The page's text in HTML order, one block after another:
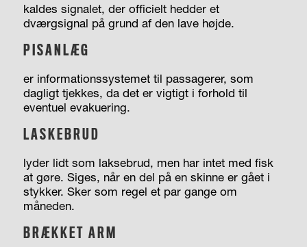
kaldes signalet, der officielt hedder et
dværgsignal på grund af den lave højde.
PISANLÆG
er informationssystemet til passagerer, som
dagligt tjekkes, da det er vigtigt i forhold til
eventuel evakuering.
LASKEBRUD
lyder lidt som laksebrud, men har intet med fisk
at gøre. Siges, når en del på en skinne er gået i
stykker. Sker som regel et par gange om
måneden.
BRÆKKET ARM